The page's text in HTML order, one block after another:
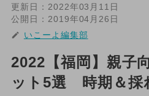
更新日： 2022年03月11日
公開日： 2019年04月26日
いこーよ編集部
2022【福岡】親子
ット5選 時期＆採